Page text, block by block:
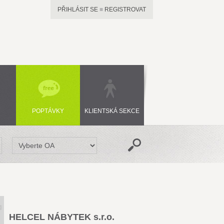
PŘIHLÁSIT SE ■ REGISTROVAT
POPTÁVKY KLIENTSKÁ SEKCE
HELCEL NÁBYTEK s.r.o.